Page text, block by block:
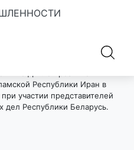
Республики Иран в
участии представителей
дел Республики Беларусь.